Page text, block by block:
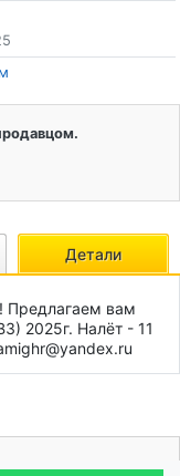
Детали
Предлагаем вам
2025г. Налёт - 11